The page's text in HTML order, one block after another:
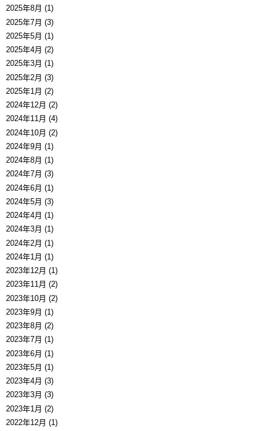
2025年8月 (1)
2025年7月 (3)
2025年5月 (1)
2025年4月 (2)
2025年3月 (1)
2025年2月 (3)
2025年1月 (2)
2024年12月 (2)
2024年11月 (4)
2024年10月 (2)
2024年9月 (1)
2024年8月 (1)
2024年7月 (3)
2024年6月 (1)
2024年5月 (3)
2024年4月 (1)
2024年3月 (1)
2024年2月 (1)
2024年1月 (1)
2023年12月 (1)
2023年11月 (2)
2023年10月 (2)
2023年9月 (1)
2023年8月 (2)
2023年7月 (1)
2023年6月 (1)
2023年5月 (1)
2023年4月 (3)
2023年3月 (3)
2023年1月 (2)
2022年12月 (1)